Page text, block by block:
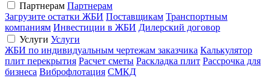
Партнерам Партнерам
Загрузите остатки ЖБИ Поставщикам Транспортным
компаниям Инвестиции в ЖБИ Дилерский договор
Услуги Услуги
ЖБИ по индивидуальным чертежам заказчика Калькулятор
плит перекрытия Расчет сметы Раскладка плит Рассрочка для
бизнеса Виброфлотация СМКД